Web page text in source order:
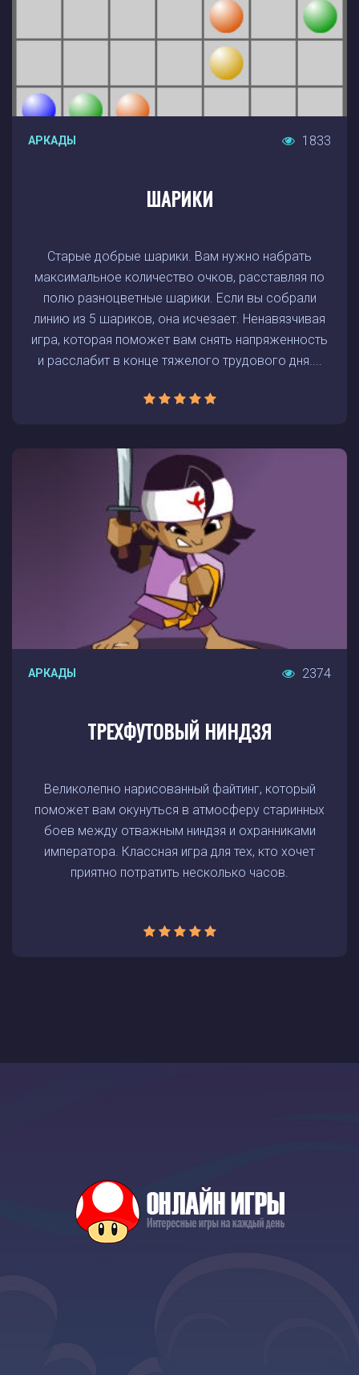
АРКАДЫ 1833
ШАРИКИ
Старые добрые шарики. Вам нужно набрать
максимальное количество очков, расставляя по
полю разноцветные шарики. Если вы собрали
линию из 5 шариков, она исчезает. Ненавязчивая
игра, которая поможет вам снять напряженность
и расслабит в конце тяжелого трудового дня....
АРКАДЫ 2374
ТРЕХФУТОВЫЙ НИНДЗЯ
Великолепно нарисованный файтинг, который
поможет вам окунуться в атмосферу старинных
боев между отважным ниндзя и охранниками
императора. Классная игра для тех, кто хочет
приятно потратить несколько часов.